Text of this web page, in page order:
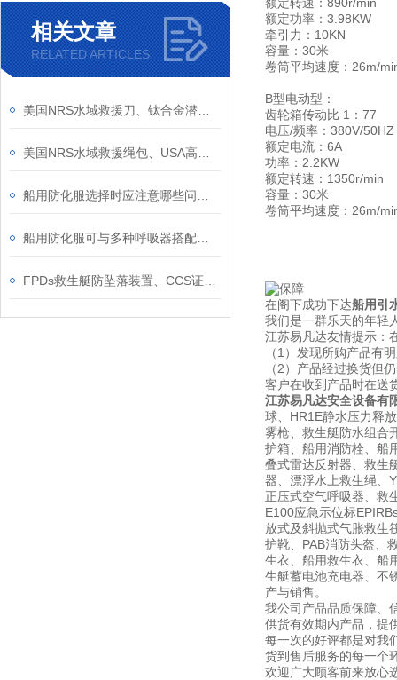
相关文章
RELATED ARTICLES
额定功率：3.98KW
牵引力：10KN
容量：30米
卷筒平均速度：26m/
B型电动型：
齿轮箱传动比 1：77
电压/频率：380V/50HZ
额定电流：6A
功率：2.2KW
额定转速：1350r/min
容量：30米
卷筒平均速度：26m/
在阁下成功下达船用引
我们是一群乐天的年轻
江苏易凡达友情提示：
（1）发现所购产品有
（2）产品经过换货但
客户在收到产品时在送
江苏易凡达安全设备有
球、HR1E静水压力释
雾枪、救生艇防水组合
护箱、船用消防栓、船
叠式雷达反射器、救生
器、漂浮水上救生绳、
正压式空气呼吸器、救
E100应急示位标
放式及斜抛式气胀救生
护靴、PAB消防头盔、
生衣、船用救生衣、船
生艇蓄电池充电器、不
产与销售。
我公司产品品质保障、
供货有效期内产品，提
每一次的好评都是对我
货到售后服务的每一个
欢迎广大顾客前来放心